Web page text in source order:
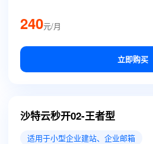
240元/月
立即购买
沙特云秒开02-王者型
适用于小型企业建站、企业邮箱